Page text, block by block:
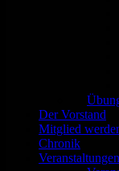
Der Vorstand
Mitglied
Chronik
Veranstaltungen